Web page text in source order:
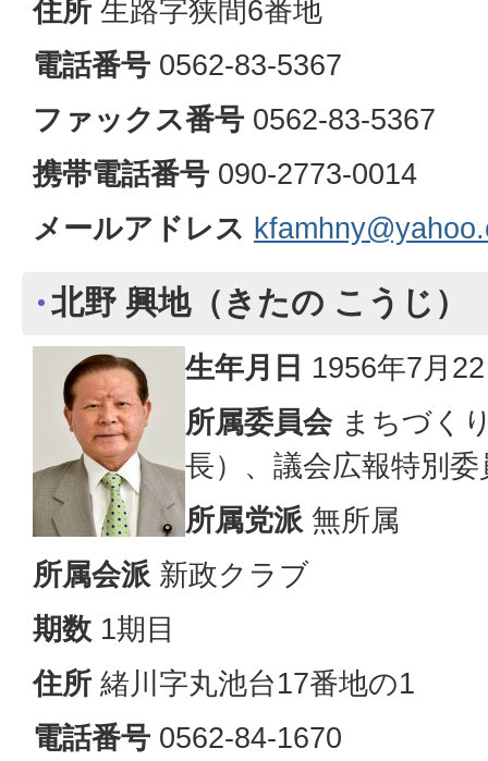
住所 生路字狭間6番地
電話番号 0562-83-5367
ファックス番号 0562-83-5367
携帯電話番号 090-2773-0014
メールアドレス
北野 興地（きたの こうじ）
生年月日 1956年7月
所属委員会まちづく
長）、議会広報特別委
所属党派 無所属
所属会派 新政クラブ
期数 1期目
住所 緒川字丸池台17番地の1
電話番号 0562-84-1670